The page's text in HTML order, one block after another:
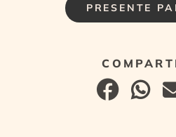
PRESENTE